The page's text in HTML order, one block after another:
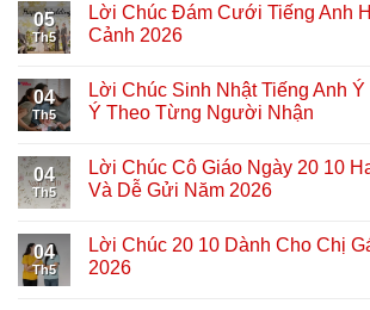
05
Th5
Lời Chúc Đám Cưới Tiếng Anh
Cảnh 2026
04
Th5
Lời Chúc Sinh Nhật Tiếng Anh
Ý Theo Từng Người Nhận
04
Th5
Lời Chúc Cô Giáo Ngày 20 10
Và Dễ Gửi Năm 2026
04
Th5
Lời Chúc 20 10 Dành Cho Chị
2026